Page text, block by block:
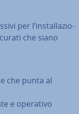
per l’in­stal­la­zio­
che siano
che punta al
e operativo